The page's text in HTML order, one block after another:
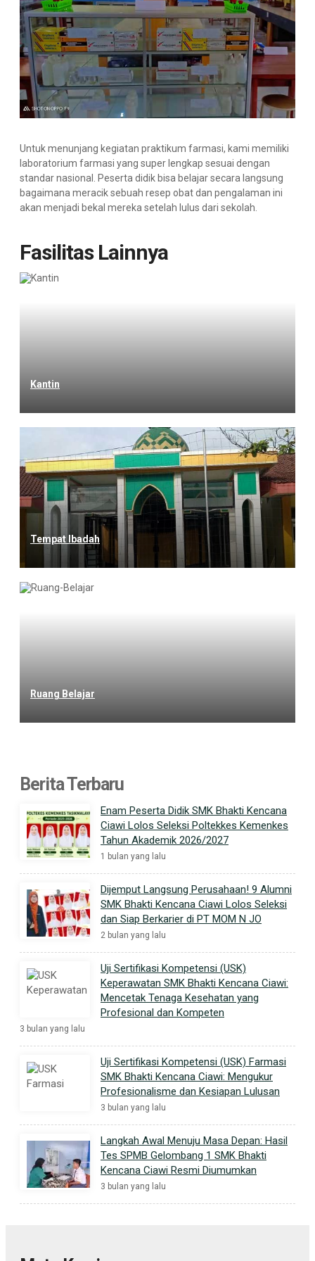
Untuk menunjang kegiatan praktikum farmasi, kami memiliki
laboratorium farmasi yang super lengkap sesuai dengan
standar nasional. Peserta didik bisa belajar secara langsung
bagaimana meracik sebuah resep obat dan pengalaman ini
akan menjadi bekal mereka setelah lulus dari sekolah.
Fasilitas Lainnya
Kantin
Tempat Ibadah
Ruang Belajar
Berita Terbaru
Enam Peserta Didik SMK Bhakti Kencana
Ciawi Lolos Seleksi Poltekkes Kemenkes
Tahun Akademik 2026/2027
1 bulan yang lalu
Dijemput Langsung Perusahaan! 9 Alumni
SMK Bhakti Kencana Ciawi Lolos Seleksi
dan Siap Berkarier di PT MOM N JO
2 bulan yang lalu
Uji Sertifikasi Kompetensi (USK)
Keperawatan SMK Bhakti Kencana Ciawi:
Mencetak Tenaga Kesehatan yang
Profesional dan Kompeten
3 bulan yang lalu
Uji Sertifikasi Kompetensi (USK) Farmasi
SMK Bhakti Kencana Ciawi: Mengukur
Profesionalisme dan Kesiapan Lulusan
3 bulan yang lalu
Langkah Awal Menuju Masa Depan: Hasil
Tes SPMB Gelombang 1 SMK Bhakti
Kencana Ciawi Resmi Diumumkan
3 bulan yang lalu